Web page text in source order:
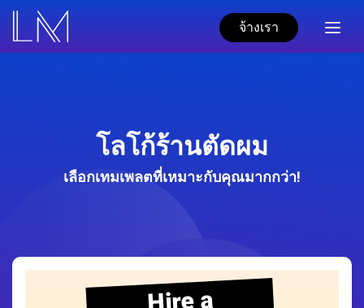
จ้างเรา
โลโก้ร้านตัดผม
เลือกเทมเพลตที่เหมาะกับคุณมากกว่า!
Hire a